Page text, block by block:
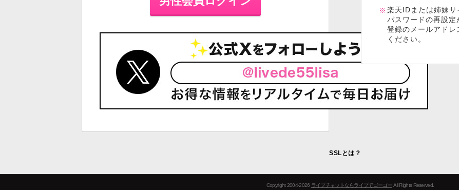
楽天IDまたは姉妹サ
パスワードの再設
登録のメールアドレ
ください。
SSLとは？
Copyright 2004-2026 ライブチャットならライブでゴーゴーAll Rights Reserved.